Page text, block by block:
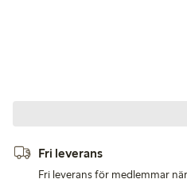
Fri leverans
Fri leverans för medlemmar